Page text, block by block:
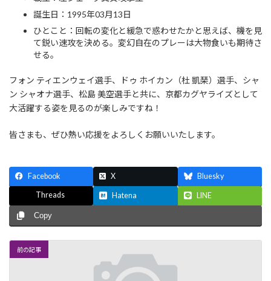
誕生日：1995年03月13日
ひとこと：回転の変化と緩急で惑わせたかと思えば、機を見
て鋭い速攻を決める。変幻自在のプレーは大物食いも期待さ
せる。
フォン ティエンウェイ選手、ドゥ ホイカン（杜 凱琹）選手、シャ
ン シャオナ選手、松島 美空選手と共に、京都カグヤライズとして
大活躍する姿を見るのが楽しみですね！
皆さまも、ぜひ熱い応援をよろしくお願いいたします。
Facebook X Bluesky
Threads Hatena LINE
Copy
前の記事